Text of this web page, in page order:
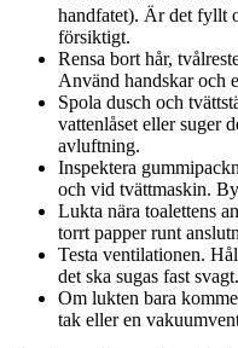
handfatet). Är det fyllt
försiktigt.
Rensa bort hår,
Använd handskar och
Spola dusch och
vattenlåset eller suger
avluftning.
Inspektera
och vid tvättmaskin.
Lukta nära toalettens
torrt papper runt
Testa ventilationen.
det ska sugas fast
Om lukten bara
tak eller en